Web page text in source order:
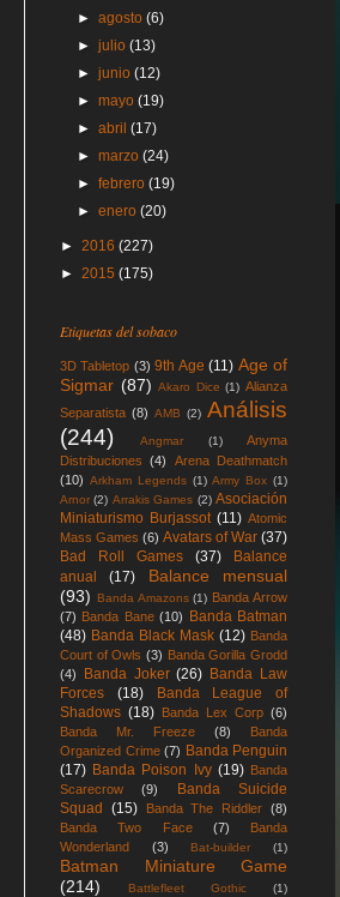
►agosto(6)
►julio(13)
►junio(12)
►mayo(19)
►abril(17)
►marzo(24)
►febrero(19)
►enero(20)
► 2016 (227)
► 2015 (175)
Etiquetas del sobaco
3D Tabletop (3) 9th Age (11) Age of
Sigmar (87) Akaro Dice (1) Alianza
Separatista (8) AMB (2) Análisis
(244)
Angmar (1)
Anyma
Distribuciones
(4)
Arena Deathmatch
(10) Arkham Legends (1) Army Box (1)
Arnor (2) Arrakis Games (2) Asociación
Miniaturismo Burjassot (11) Atomic
Mass Games (6) Avatars of War (37)
Bad Roll Games
(37)
Balance
anual
(17)
Balance mensual
(93)
Banda Amazons (1) Banda Arrow
(7) Banda Bane (10)
Banda Batman
(48) Banda Black Mask (12) Banda
Court of Owls (3) Banda Gorilla Grodd
(4)
Banda Joker (26) Banda Law
Forces
(18)
Banda League of
Shadows (18) Banda Lex Corp (6)
Banda Mr. Freeze
(8)
Banda
Organized Crime (7) Banda Penguin
(17) Banda Poison Ivy (19) Banda
Scarecrow
(9)
Banda Suicide
Squad
(15) Banda The Riddler (8)
Banda Two Face
(7)
Banda
Wonderland
(3) Bat-builder (1)
Batman Miniature Game
(214)
Battlefleet Gothic
(1)